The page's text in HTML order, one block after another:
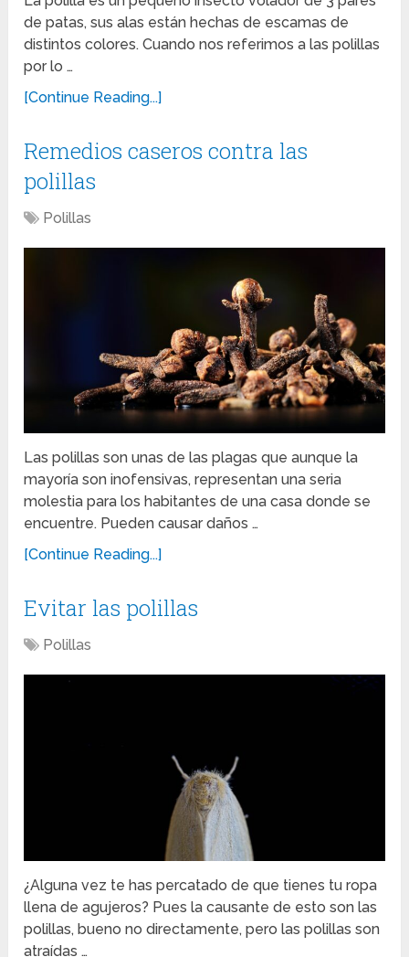
de patas, sus alas están hechas de escamas de
distintos colores. Cuando nos referimos a las polillas
por lo …
[Continue Reading...]
Remedios caseros contra las
polillas
Polillas
Las polillas son unas de las plagas que aunque la
mayoría son inofensivas, representan una seria
molestia para los habitantes de una casa donde se
encuentre. Pueden causar daños …
[Continue Reading...]
Evitar las polillas
Polillas
¿Alguna vez te has percatado de que tienes tu ropa
llena de agujeros? Pues la causante de esto son las
polillas, bueno no directamente, pero las polillas son
atraídas …